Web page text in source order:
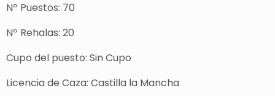
Nº Puestos: 70
Nº Rehalas: 20
Cupo del puesto: Sin Cupo
Licencia de Caza: Castilla la Mancha